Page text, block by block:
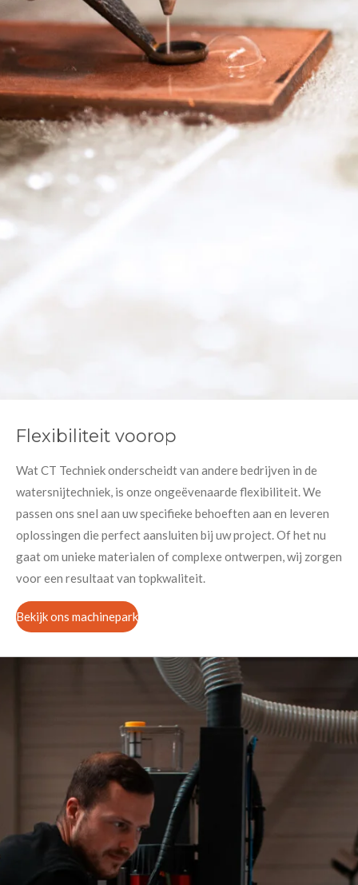
Flexibiliteit voorop
Wat CT Techniek onderscheidt van andere bedrijven in de
watersnijtechniek, is onze ongeëvenaarde flexibiliteit. We
passen ons snel aan uw specifieke behoeften aan en leveren
oplossingen die perfect aansluiten bij uw project. Of het nu
gaat om unieke materialen of complexe ontwerpen, wij zorgen
voor een resultaat van topkwaliteit.
Bekijk ons machinepark